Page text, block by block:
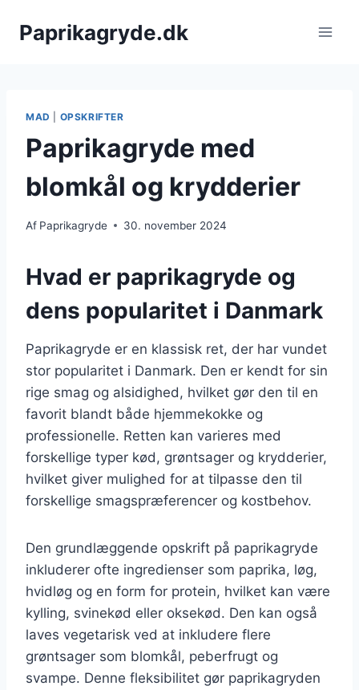
Paprikagryde.dk
MAD OPSKRIFTER
Paprikagryde med
blomkål og krydderier
Af Paprikagryde 30. november 2024
Hvad er paprikagryde og
dens popularitet i Danmark
Paprikagryde er en klassisk ret, der har vundet
stor popularitet i Danmark. Den er kendt for sin
rige smag og alsidighed, hvilket gør den til en
favorit blandt både hjemmekokke og
professionelle. Retten kan varieres med
forskellige typer kød, grøntsager og krydderier,
hvilket giver mulighed for at tilpasse den til
forskellige smagspræferencer og kostbehov.
Den grundlæggende opskrift på paprikagryde
inkluderer ofte ingredienser som paprika, løg,
hvidløg og en form for protein, hvilket kan være
kylling, svinekød eller oksekød. Den kan også
laves vegetarisk ved at inkludere flere
grøntsager som blomkål, peberfrugt og
svampe. Denne fleksibilitet gør paprikagryden